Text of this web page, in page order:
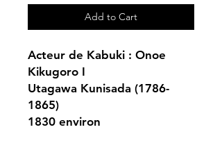
Add to Cart
Acteur de Kabuki : Onoe
Kikugoro I
Utagawa Kunisada (1786-
1865)
1830 environ